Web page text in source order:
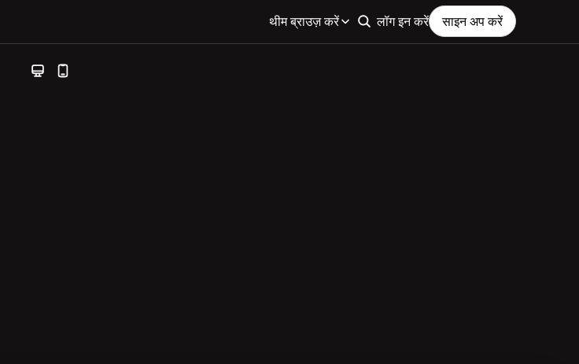
थीम ब्राउज़ करें लॉग इन करें साइन अप करें